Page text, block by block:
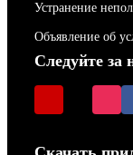
Устранение
Объявление об
Следуйте за